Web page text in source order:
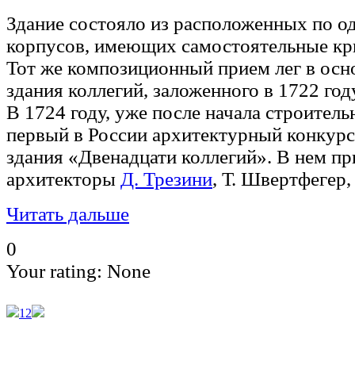
Здание состояло из расположенных по
корпусов, имеющих самостоятельные
Тот же композиционный прием лег в
здания коллегий, заложенного в 1722
В 1724 году, уже после начала
первый в России архитектурный
здания «Двенадцати коллегий». В нем
архитекторы Д. Трезини, Т. Швертфегер,
Читать дальше
0
Your rating: None
1 2